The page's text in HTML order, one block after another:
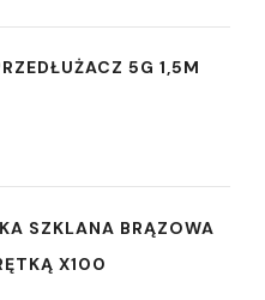
5G 1,5M
SZKLANA BRĄZOWA
X100